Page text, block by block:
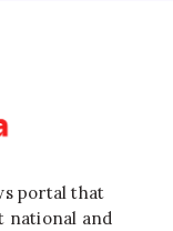
portal that
national and